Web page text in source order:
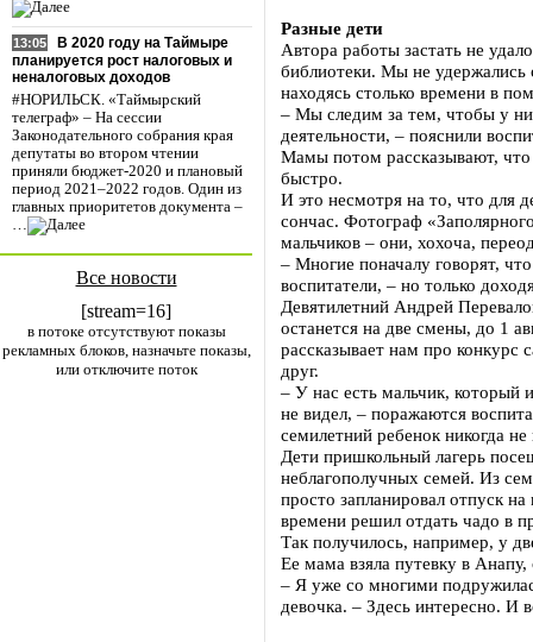
13:05
В 2020 году на Таймыре
планируется рост налоговых и
неналоговых доходов
#НОРИЛЬСК. «Таймырский
телеграф» – На сессии
Законодательного собрания края
депутаты во втором чтении
приняли бюджет-2020 и плановый
период 2021–2022 годов. Один из
главных приоритетов документа –
…
Все новости
[stream=16]
в потоке отсутствуют показы
рекламных блоков, назначьте показы,
или отключите поток
Разные дети
Автора работы застать не
библиотеки. Мы не удержались
находясь столько времени в
– Мы следим за тем, чтобы у
деятельности, – пояснили
Мамы потом рассказывают,
быстро.
И это несмотря на то, что для
сончас. Фотограф
мальчиков – они, хохоча,
– Многие поначалу говорят,
воспитатели, – но только
Девятилетний Андрей
останется на две смены, до 1
рассказывает нам про конкурс
друг.
– У нас есть мальчик, который
не видел, – поражаются
семилетний ребенок никогда
Дети пришкольный лагерь
неблагополучных семей. Из
просто запланировал отпуск
времени решил отдать чадо в
Так получилось, например, у
Ее мама взяла путевку в
– Я уже со многими
девочка. – Здесь интересно. И